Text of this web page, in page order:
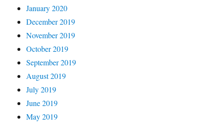
January 2020
December 2019
November 2019
October 2019
September 2019
August 2019
July 2019
June 2019
May 2019